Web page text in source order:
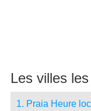
Les villes
1. Praia Heure